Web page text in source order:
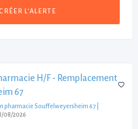
L'ALERTE
H/F - Remplacement
67
pharmacie Souffelweyersheim 67 |
08/2026